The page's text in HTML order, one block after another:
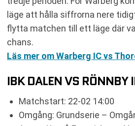
läge att hålla siffrorna nere
flytta matchen till ett läge där
chans.
Läs mer om Warberg IC vs
IBK DALEN VS RÖNNBY
Matchstart: 22-02 14:00
Omgång: Grundserie –